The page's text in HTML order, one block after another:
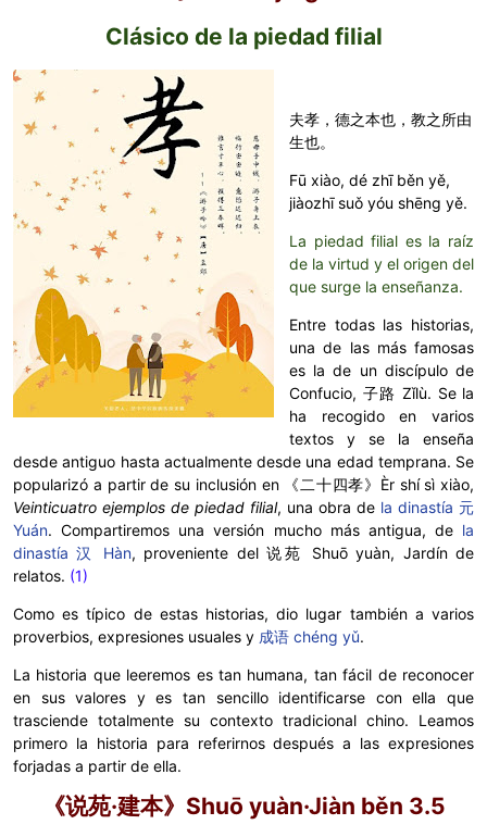
Clásico de la piedad filial
夫孝，德之本也，教之所由
生也。
Fū xiào, dé zhī běn yě,
jiàozhī suǒ yóu shēng yě.
La piedad filial es la raíz
de la virtud y el origen del
que surge la enseñanza.
Entre todas las historias,
una de las más famosas
es la de un discípulo de
Confucio, 子路 Zǐlù. Se la
ha recogido en varios
textos y se la enseña
desde antiguo hasta actualmente desde una edad temprana. Se
popularizó a partir de su inclusión en 《二十四孝》Èr shí sì xiào,
Veinticuatro ejemplos de piedad filial, una obra de la dinastía 元
Yuán. Compartiremos una versión mucho más antigua, de la
dinastía 汉 Hàn, proveniente del 说苑 Shuō yuàn, Jardín de
relatos. (1)
Como es típico de estas historias, dio lugar también a varios
proverbios, expresiones usuales y 成语 chéng yǔ.
La historia que leeremos es tan humana, tan fácil de reconocer
en sus valores y es tan sencillo identificarse con ella que
trasciende totalmente su contexto tradicional chino. Leamos
primero la historia para referirnos después a las expresiones
forjadas a partir de ella.
《说苑·建本》 Shuō yuàn·Jiàn běn 3.5